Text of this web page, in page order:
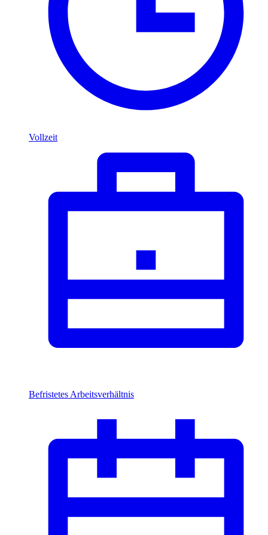
Vollzeit
Befristetes Arbeitsverhältnis